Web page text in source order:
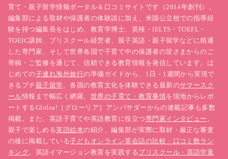
育て・親子留学情報ポータル＆口コミサイトです（2014年創刊）。
編集部による取材や保護者の体験談に加え、米国公立校での指導経
験を持つ編集長をはじめ、教育学博士、英検・IELTS・TOEFL・
TOEIC講師、プリスクール経営者、親子英語・親子留学などに精通
した専門家、そして世界各国で子育て中の保護者の皆さまからのご
寄稿・ご監修を通じて、信頼できる教育情報を発信しています。は
じめての子連れ海外旅行の準備ガイドから、1日・1週間から実現で
きるプチ親子留学、各国の教育文化を体験できる最新のサマースク
ール情報まで幅広く網羅。 世界の子育て・教育事情を現地からレポ
ートするGlolea!［グローリア］アンバサダーからの連載記事も多数
掲載。また、英語子育てや英語教育に役立つ専門家インタビュー 、
親子で楽しめる英語絵本の紹介、編集部が実際に取材・厳正な審査
の後に掲載している子どもオンライン英会話の比較・口コミ数ラン
キング、英語イマージョン教育を実践するプリスクール・英語学童